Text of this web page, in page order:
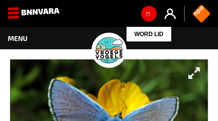
WORD LID